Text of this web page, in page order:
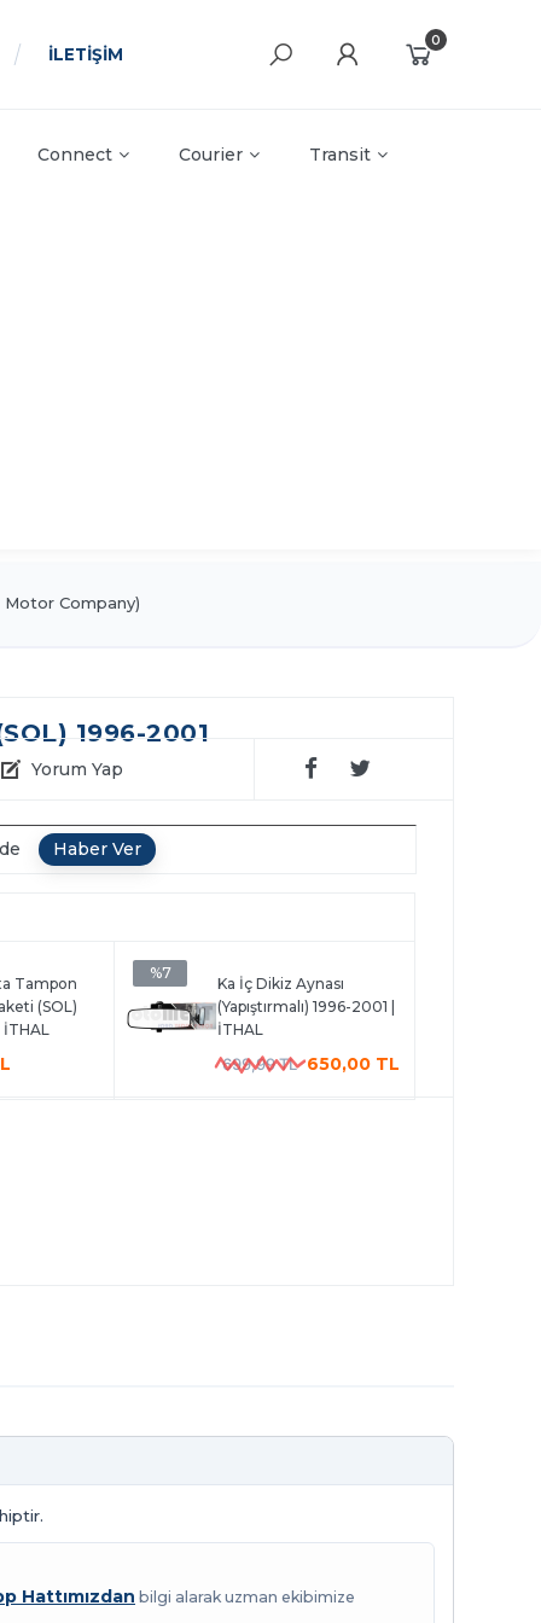
İLETİŞİM
0
Connect Courier Transit
Company)
1996-2001
Yorum Yap
Tampon
(SOL)
İTHAL
Ka İç Dikiz Aynası
(Yapıştırmalı) 1996-2001 |
İTHAL
699,99 TL 650,00 TL
%7
Hattımızdan bilgi alarak uzman ekibimize